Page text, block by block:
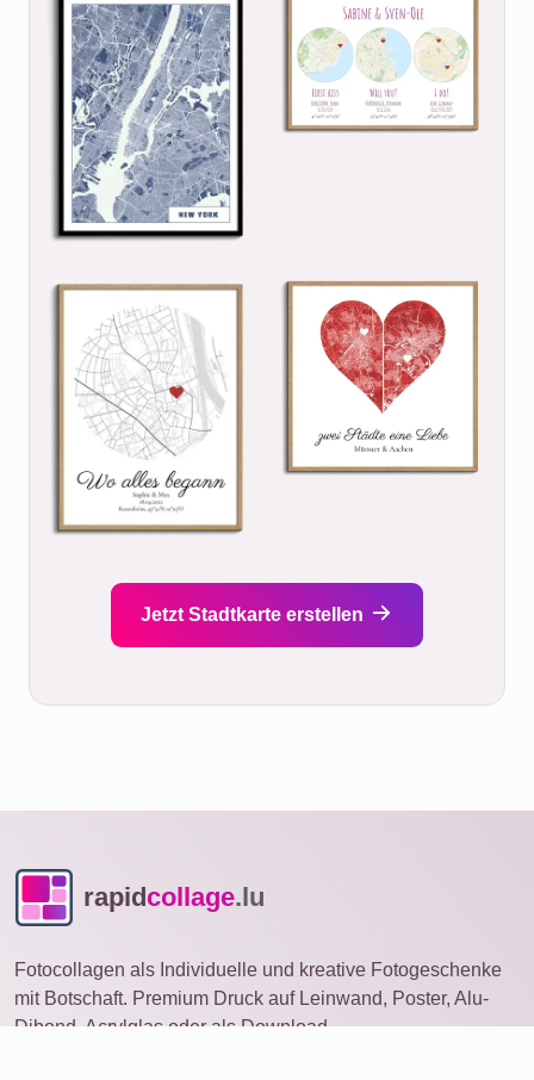
Jetzt Stadtkarte erstellen
rapidcollage.lu
Fotocollagen als Individuelle und kreative Fotogeschenke
mit Botschaft. Premium Druck auf Leinwand, Poster, Alu-
Dibond, Acrylglas oder als Download.